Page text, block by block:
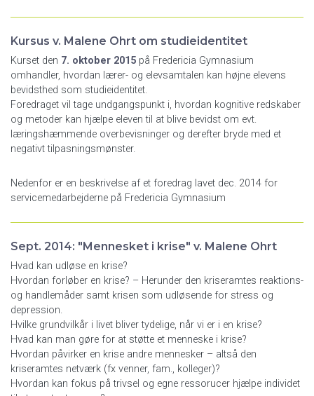
Kursus v. Malene Ohrt om studieidentitet
Kurset den 7. oktober 2015 på Fredericia Gymnasium
omhandler, hvordan lærer- og elevsamtalen kan højne elevens
bevidsthed som studieidentitet.
Foredraget vil tage undgangspunkt i, hvordan kognitive redskaber
og metoder kan hjælpe eleven til at blive bevidst om evt.
læringshæmmende overbevisninger og derefter bryde med et
negativt tilpasningsmønster.
Nedenfor er en beskrivelse af et foredrag lavet dec. 2014 for
servicemedarbejderne på Fredericia Gymnasium
Sept. 2014: "Mennesket i krise" v. Malene Ohrt
Hvad kan udløse en krise?
Hvordan forløber en krise? – Herunder den kriseramtes reaktions-
og handlemåder samt krisen som udløsende for stress og
depression.
Hvilke grundvilkår i livet bliver tydelige, når vi er i en krise?
Hvad kan man gøre for at støtte et menneske i krise?
Hvordan påvirker en krise andre mennesker – altså den
kriseramtes netværk (fx venner, fam., kolleger)?
Hvordan kan fokus på trivsel og egne ressorucer hjælpe individet